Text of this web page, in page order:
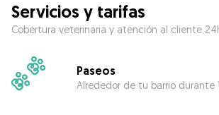
Servicios y tarifas
Cobertura veterinaria y atención al cliente
Paseos
Alrededor de tu barrio durante